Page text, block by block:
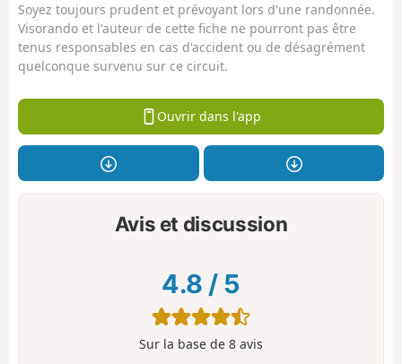
Soyez toujours prudent et prévoyant lors d'une randonnée.
Visorando et l'auteur de cette fiche ne pourront pas être
tenus responsables en cas d'accident ou de désagrément
quelconque survenu sur ce circuit.
Ouvrir dans l'app
Avis et discussion
4.8 / 5
Sur la base de 8 avis